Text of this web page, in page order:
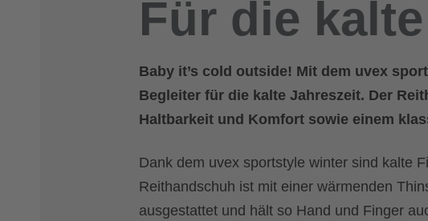
Für die
Baby it’s cold outside! Mit dem uvex
Begleiter für die kalte Jahreszeit. Der
Haltbarkeit und Komfort sowie einem
Dank dem uvex sportstyle winter sind kalte
Reithandschuh ist mit einer wärmenden
ausgestattet und hält so Hand und Finger